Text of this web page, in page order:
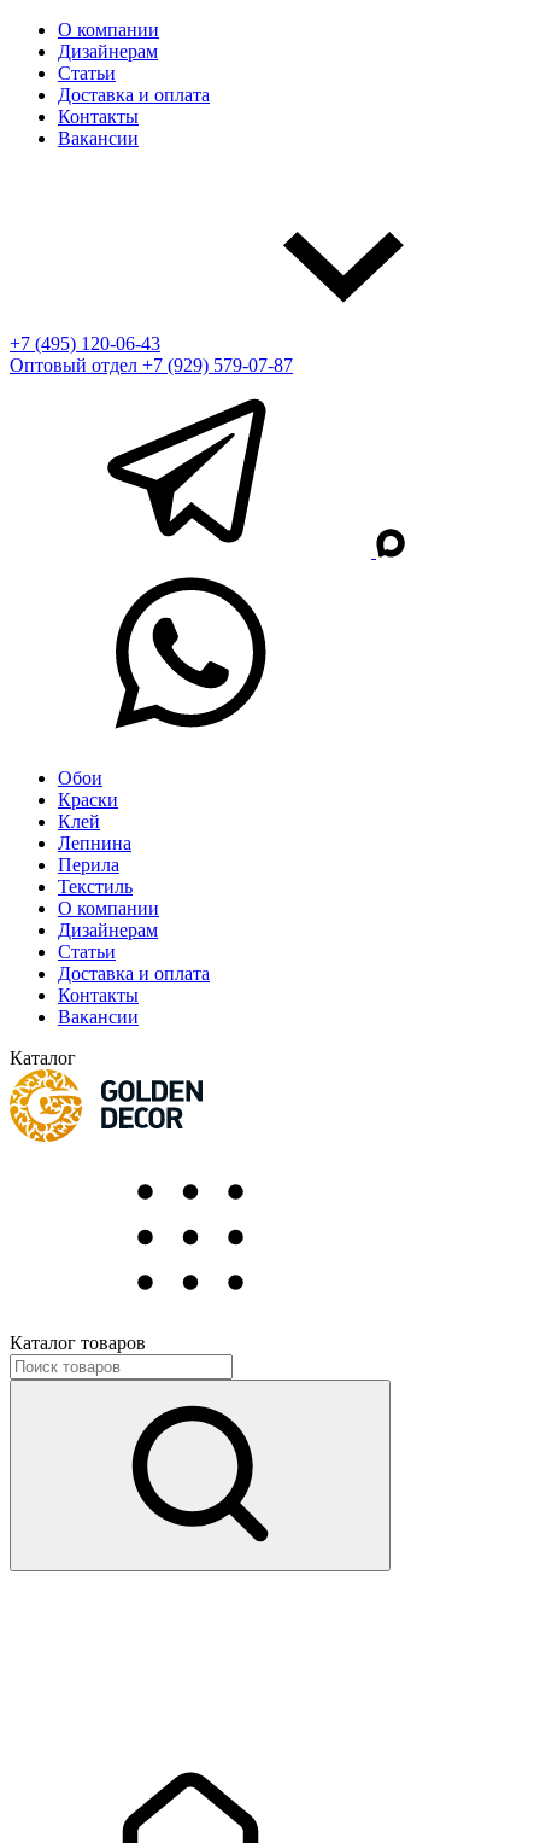
О компании
Дизайнерам
Статьи
Доставка и оплата
Контакты
Вакансии
+7 (495) 120-06-43
Оптовый отдел +7 (929) 579-07-87
Обои
Краски
Клей
Лепнина
Перила
Текстиль
О компании
Дизайнерам
Статьи
Доставка и оплата
Контакты
Вакансии
Каталог
Каталог товаров